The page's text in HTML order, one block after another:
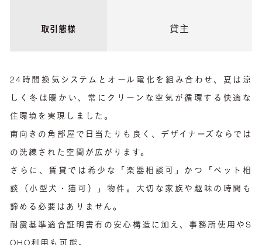
取引態様 貸主
24時間換気システムとオール電化を組み合わせ、夏は涼
しく冬は暖かい、常にクリーンな空気が循環する快適な
住環境を実現しました。
南向きの角部屋で日当たりも良く、デザイナーズならでは
の洗練された空間が広がります。
さらに、賃貸では希少な「楽器相談可」かつ「ペット相
談（小型犬・猫可）」物件。大切な家族や趣味の時間も
諦める必要はありません。
耐震基準適合証明書有の安心構造に加え、事務所使用やS